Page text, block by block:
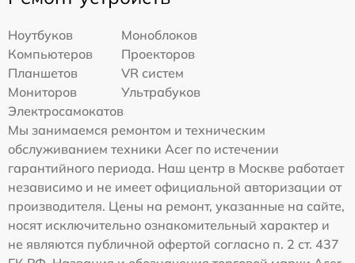
Ноутбуков
Моноблоков
Компьютеров
Проекторов
Планшетов
VR систем
Мониторов
Ультрабуков
Электросамокатов
Мы занимаемся ремонтом и техническим
обслуживанием техники Acer по истечении
гарантийного периода. Наш центр в Москве работает
независимо и не имеет официальной авторизации от
производителя. Цены на ремонт, указанные на сайте,
носят исключительно ознакомительный характер и
не являются публичной офертой согласно п. 2 ст. 437